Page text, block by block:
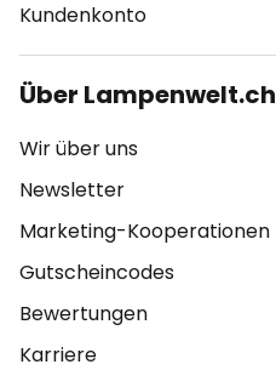
Kundenkonto
Über Lampenwelt.ch
Wir über uns
Newsletter
Marketing-Kooperationen
Gutscheincodes
Bewertungen
Karriere